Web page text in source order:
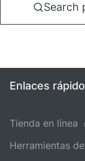
Search
Enlaces
Tienda en línea
Herramientas